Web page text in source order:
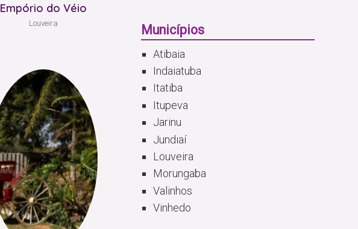
Empório do Véio
Louveira Municípios
Atibaia
Indaiatuba
Itatiba
Itupeva
Jarinu
Jundiaí
Louveira
Morungaba
Valinhos
Vinhedo